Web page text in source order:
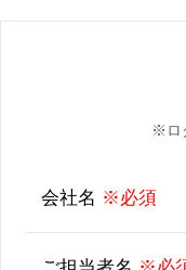
※ロ
会社名 ※必須